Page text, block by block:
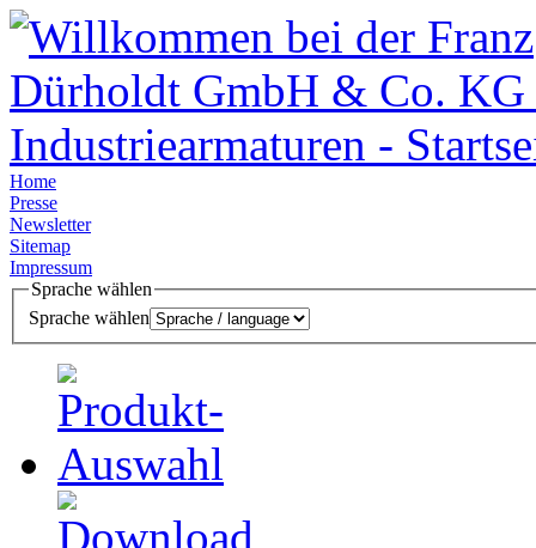
Home
Presse
Newsletter
Sitemap
Impressum
Sprache wählen
Sprache wählen